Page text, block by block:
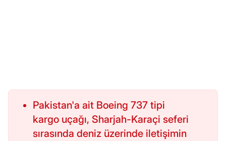
Pakistan'a ait Boeing 737 tipi
kargo uçağı, Sharjah-Karaçi seferi
sırasında deniz üzerinde iletişimin